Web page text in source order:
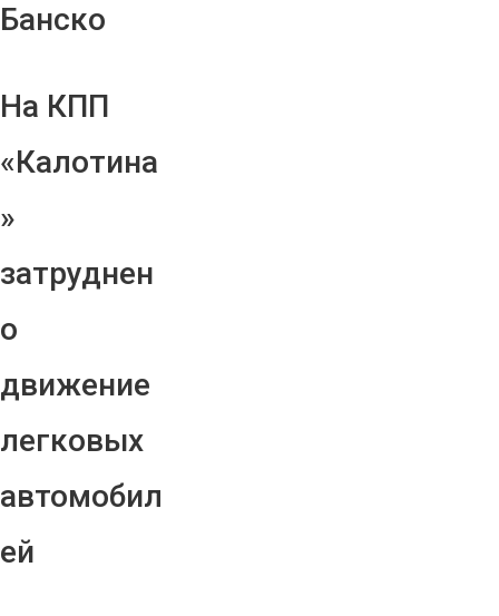
Банско
На КПП
«Калотина
»
затруднен
о
движение
легковых
автомобил
ей